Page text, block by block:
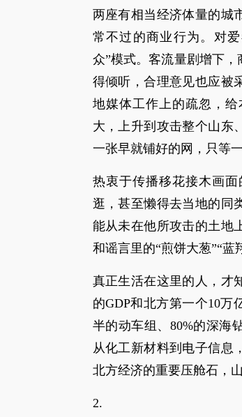
两座有相当经济体量的城
常不过的商业行为。对
众”模式。客流量剧增下
得倾听，合理意见也应被
地媒体工作上的疏忽，
大，上升到攻击整个山东
一张早就铺好的网，只等
热衷于传播移花接木画
逛，甚至懒得去当地的同
能从未在他所攻击的土地
和谣言里的“煎饼大葱”“蓝
真正生活在这里的人，才
的GDP和北方第一个10万
半的动车组、80%的深海
从化工新材料到电子信息
北方经济的重要压舱石，
2.